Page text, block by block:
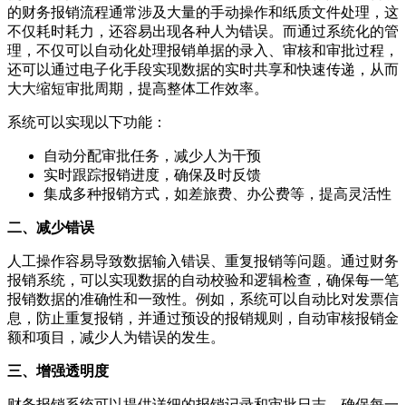
的财务报销流程通常涉及大量的手动操作和纸质文件处理，这
不仅耗时耗力，还容易出现各种人为错误。而通过系统化的管
理，不仅可以自动化处理报销单据的录入、审核和审批过程，
还可以通过电子化手段实现数据的实时共享和快速传递，从而
大大缩短审批周期，提高整体工作效率。
系统可以实现以下功能：
自动分配审批任务，减少人为干预
实时跟踪报销进度，确保及时反馈
集成多种报销方式，如差旅费、办公费等，提高灵活性
二、减少错误
人工操作容易导致数据输入错误、重复报销等问题。通过财务
报销系统，可以实现数据的自动校验和逻辑检查，确保每一笔
报销数据的准确性和一致性。例如，系统可以自动比对发票信
息，防止重复报销，并通过预设的报销规则，自动审核报销金
额和项目，减少人为错误的发生。
三、增强透明度